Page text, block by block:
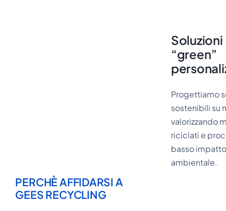
PERCHÈ AFFIDARSI A
GEES RECYCLING
Soluzioni
“green”
Progettiamo
sostenibili su
valorizzando
riciclati e
basso impatto
ambientale.